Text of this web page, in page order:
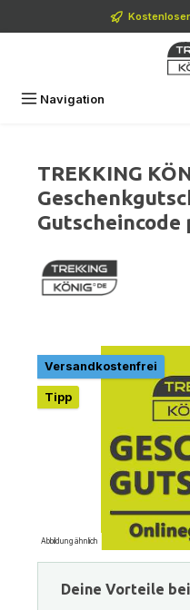
Zum Hauptinhalt springen
Navigation
TREKKING
Gutscheincode
Bildergalerie überspringen
Versandkostenfrei
Tipp
Abbildung ähnlich
Deine Vorteile